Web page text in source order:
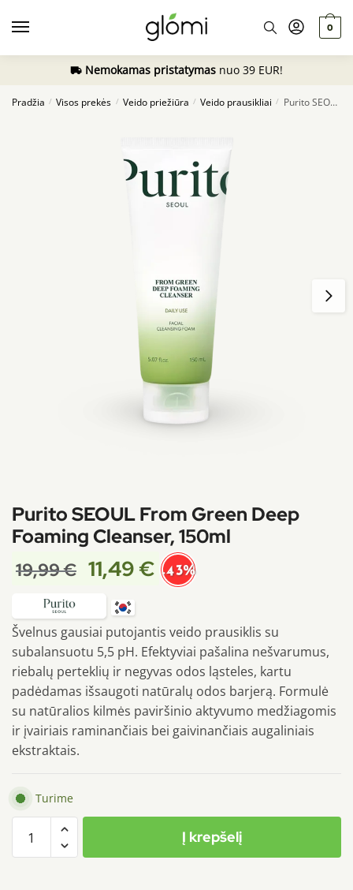
0
Nemokamas pristatymas nuo 39 EUR!
Pradžia / Visos prekės / Veido priežiūra / Veido prausikliai / Purito SEOUL From Green Deep Foaming Cleanser, 150ml
Purito SEOUL From Green Deep
Foaming Cleanser, 150ml
19,99€ 11,49 € -43%
Švelnus gausiai putojantis veido prausiklis su
subalansuotu 5,5 pH. Efektyviai pašalina nešvarumus,
riebalų perteklių ir negyvas odos ląsteles, kartu
padėdamas išsaugoti natūralų odos barjerą. Formulė
su natūralios kilmės paviršinio aktyvumo medžiagomis
ir įvairiais raminančiais bei gaivinančiais augaliniais
ekstraktais.
Turime
kiekis:
Į krepšelį